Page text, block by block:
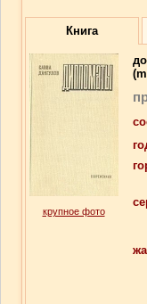
Книга
крупное фото